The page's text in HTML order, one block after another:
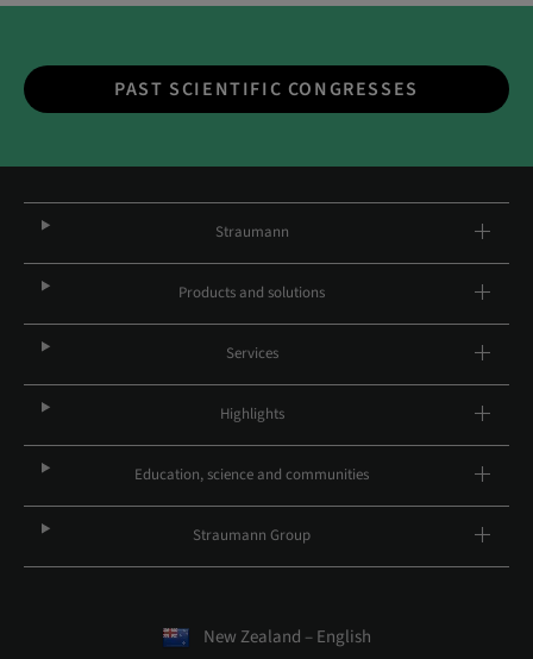
PAST SCIENTIFIC CONGRESSES
Straumann
Products and solutions
Services
Highlights
Education, science and communities
Straumann Group
New Zealand – English